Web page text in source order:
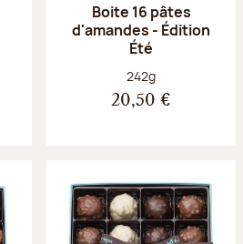
Boite 16 pâtes
d'amandes - Édition
Été
Poids net :
242g
20,50 €